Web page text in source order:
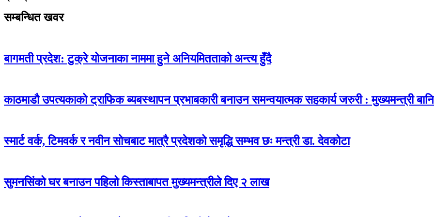
सम्बन्धित खवर
बागमती प्रदेश: टुक्रे योजनाका नाममा हुने अनियमितताको अन्त्य हुँदै
काठमाडौ उपत्यकाको ट्राफिक ब्यबस्थापन प्रभाबकारी बनाउन समन्वयात्मक सहकार्य जरुरी : मुख्यमन्त्री
स्मार्ट वर्क, टिमवर्क र नवीन सोचबाट मात्रै प्रदेशको समृद्धि सम्भव छः मन्त्री डा. देवकोटा
सुमनसिंको घर बनाउन पहिलो किस्ताबापत मुख्यमन्त्रीले दिए २ लाख